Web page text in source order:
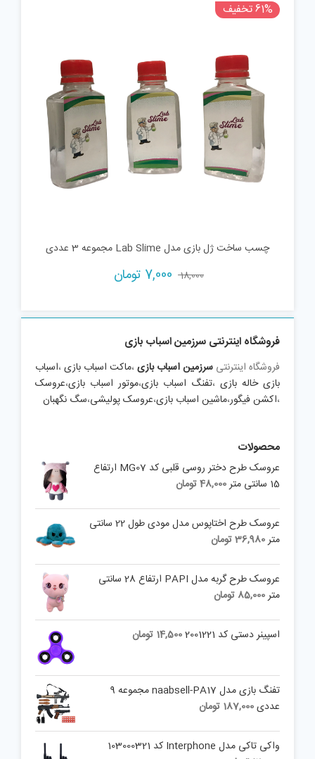
61% تخفیف
چسب ساخت ژل بازی مدل Lab Slime مجموعه 3 عددی
18,000
Original
18,000 تومان.
7,000 تومان
7,000 تومان.
فروشگاه اینترنتی سرزمین اسباب بازی
فروشگاه اینترنتی سرزمین اسباب بازی،ماکت اسباب بازی،اسباب
بازی خاله بازی ،تفنگ اسباب بازی،موتور اسباب بازی،عروسک
،اکشن فیگور،ماشین اسباب بازی،عروسک پولیشی،سگ نگهبان
محصولات
عروسک طرح دختر روسی قلبی کد MG07 ارتفاع
15 سانتی متر
48,000تومان
عروسک طرح اختاپوس مدل مودی طول 22 سانتی
متر36,980تومان
عروسک طرح گربه مدل PAPI ارتفاع 28 سانتی
متر85,000 تومان
اسپینر دستی کد 2001221 14,500 تومان
تفنگ بازی مدل naabsell-PA17 مجموعه 9
عددی187,000 تومان
واکی تاکی مدل Interphone کد 103000321